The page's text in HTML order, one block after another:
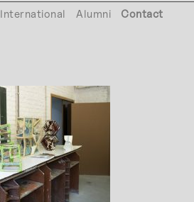
International Alumni Contact